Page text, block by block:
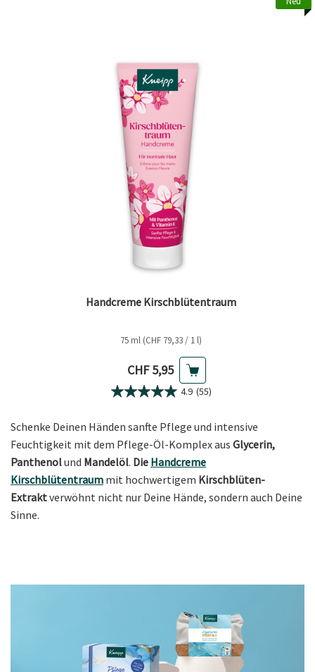
Handcreme Kirschblütentraum
75 ml (CHF 79,33 / 1 l)
Aktueller Preis
CHF 5,95
4.9 (55)
Schenke Deinen Händen sanfte Pflege und intensive
Feuchtigkeit mit dem Pflege-Öl-Komplex aus Glycerin,
Panthenolund Mandelöl. Die Handcreme
Kirschblütentraum mit hochwertigem Kirschblüten-
Extraktverwöhnt nicht nur Deine Hände, sondern auch Deine
Sinne.